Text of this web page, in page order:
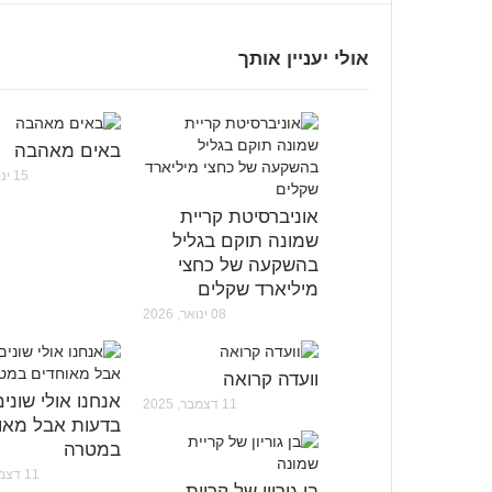
אולי יעניין אותך
באים מאהבה
15 ינואר, 2026
אוניברסיטת קריית
שמונה תוקם בגליל
בהשקעה של כחצי
מיליארד שקלים
08 ינואר, 2026
אנחנו אולי
בדעות אבל
במטרה
11 דצמבר, 2025
וועדה קרואה
11 דצמבר, 2025